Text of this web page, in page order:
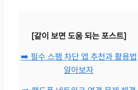
[같이 보면 도움 되는 포스트]
➡️ 필수 스팸 차단 앱 추천과 활용법
알아보자